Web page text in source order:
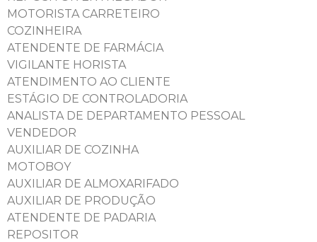
MOTORISTA CARRETEIRO
COZINHEIRA
ATENDENTE DE FARMÁCIA
VIGILANTE HORISTA
ATENDIMENTO AO CLIENTE
ESTÁGIO DE CONTROLADORIA
ANALISTA DE DEPARTAMENTO PESSOAL
VENDEDOR
AUXILIAR DE COZINHA
MOTOBOY
AUXILIAR DE ALMOXARIFADO
AUXILIAR DE PRODUÇÃO
ATENDENTE DE PADARIA
REPOSITOR